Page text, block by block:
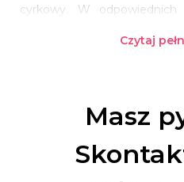
cyrkowy. W
będą mieli możliwość
animatorami dzieci będą
będą bezpieczne.
animacje na świeżym
Czytaj
Masz